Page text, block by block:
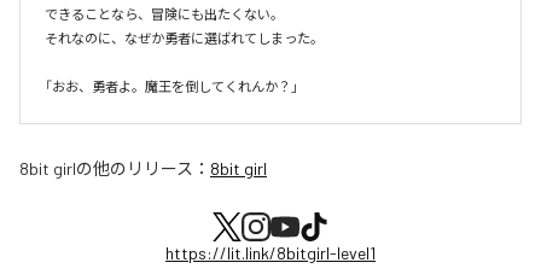
できることなら、冒険にも出たくない。
それなのに、なぜか勇者に選ばれてしまった。
8bit girlの他のリリース： 8bit girl
https://lit.link/8bitgirl-level1